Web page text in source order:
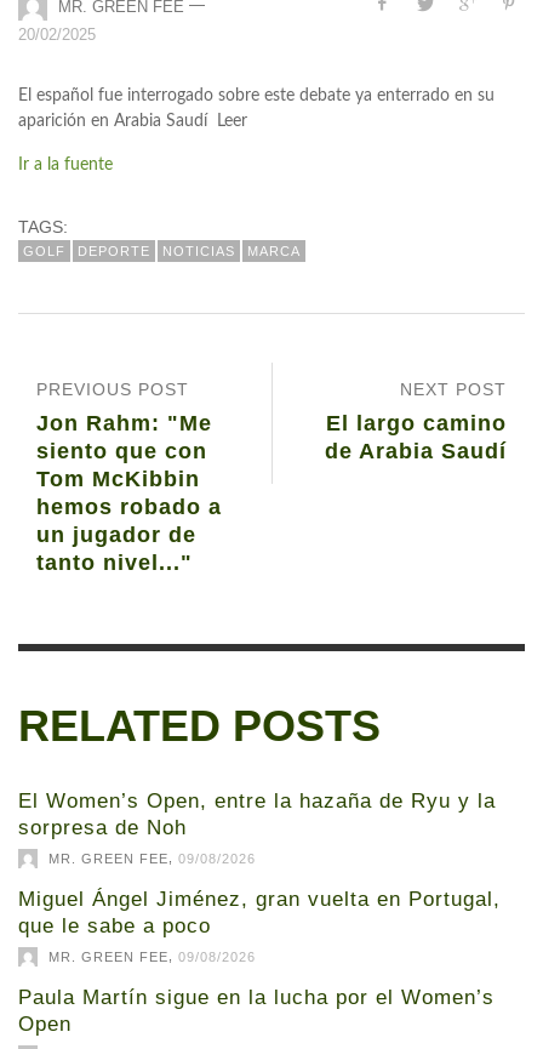
MR. GREEN FEE —
20/02/2025
El español fue interrogado sobre este debate ya enterrado en su
aparición en Arabia Saudí Leer
Ir a la fuente
TAGS:
GOLF DEPORTE NOTICIAS MARCA
NEXT POST
El largo camino
de Arabia Saudí
PREVIOUS POST
Jon Rahm: "Me
siento que con
Tom McKibbin
hemos robado a
un jugador de
tanto nivel..."
RELATED POSTS
El Women’s Open, entre la hazaña de Ryu y la
sorpresa de Noh
MR. GREEN FEE 09/08/2026
Miguel Ángel Jiménez, gran vuelta en Portugal,
que le sabe a poco
MR. GREEN FEE 09/08/2026
Paula Martín sigue en la lucha por el Women’s
Open